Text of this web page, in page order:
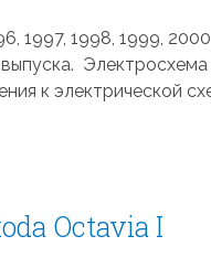
1997, 1998, 1999,
к электрической
Octavia I